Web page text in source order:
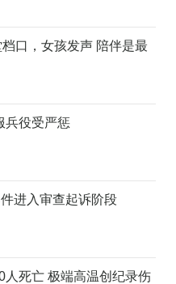
口，女孩发声 陪伴是最
兵役受严惩
进入审查起诉阶段
死亡 极端高温创纪录伤